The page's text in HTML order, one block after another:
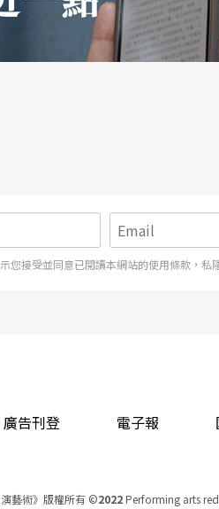
離家園親人來到台灣重新生根
體記憶，不需要任何註解，
場景，把人物的關係及所要表
中人物，我在這個情形會講
方式，他的目的是要演員「憑
個情況會說這樣的話。」他指
作，演員幾乎都有可能找到
您接受並同意已閱讀本網站的使用條款，私
廣告刊登 電子報
藝術》版權所有©2022Performing arts